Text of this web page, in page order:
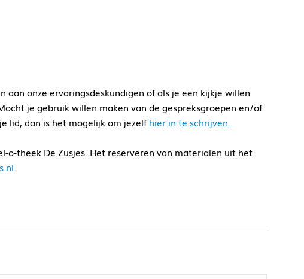
aan onze ervaringsdeskundigen of als je een kijkje willen
je gebruik willen maken van de gespreksgroepen en/of
lid, dan is het mogelijk om jezelf hier in te schrijven..
o-theek De Zusjes. Het reserveren van materialen uit het
.